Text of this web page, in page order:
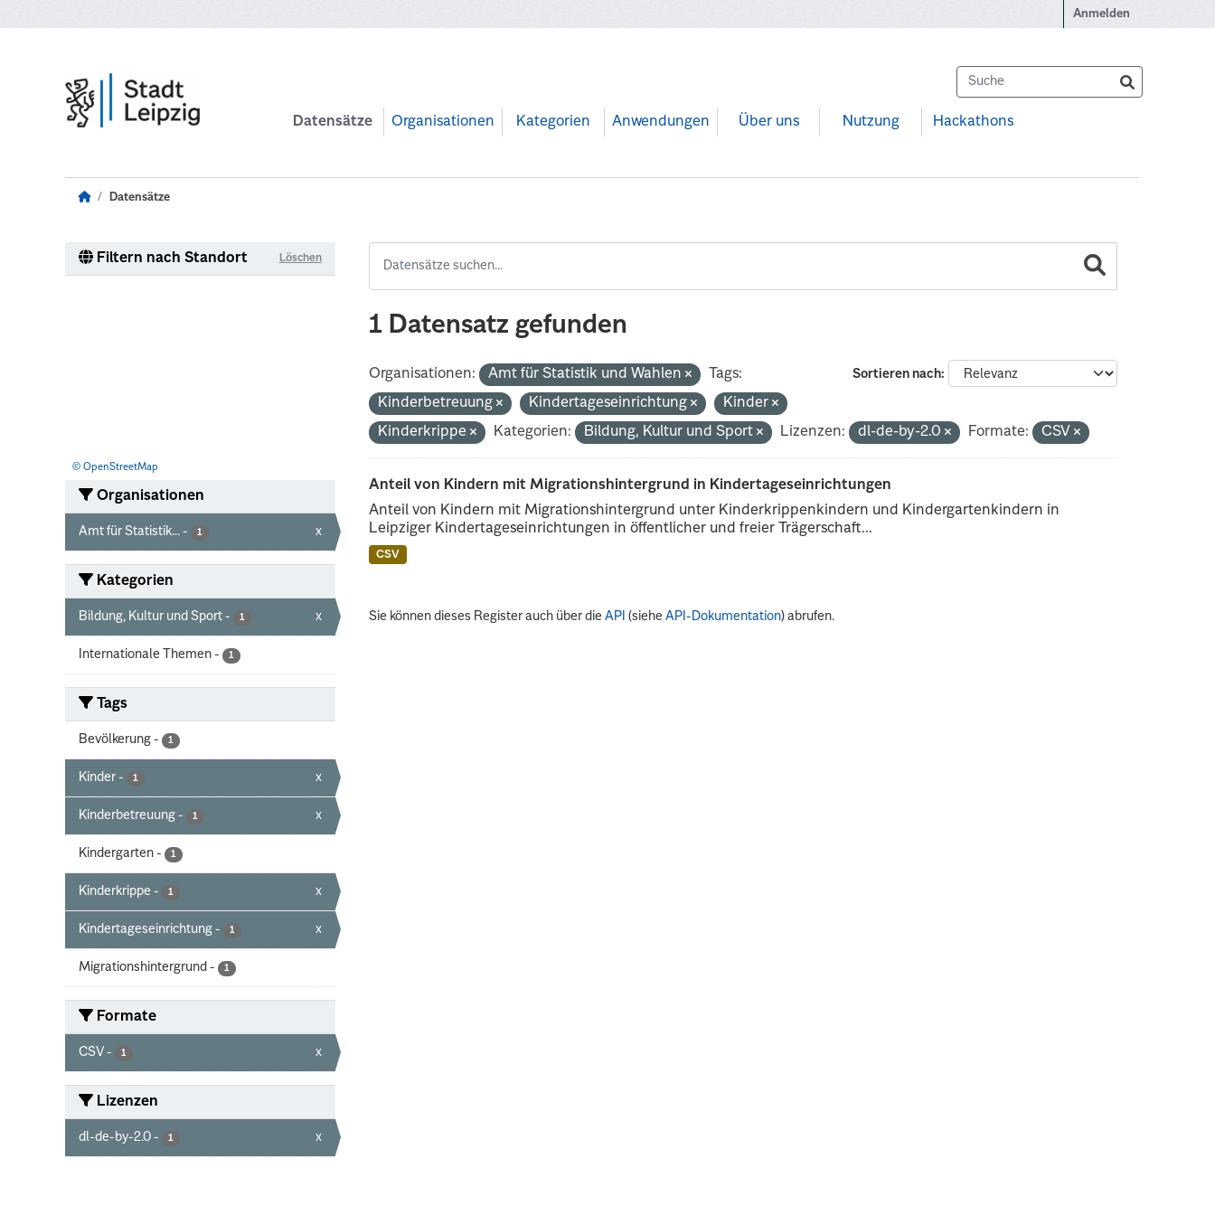
Anmelden
Datensätze Organisationen Kategorien Anwendungen Über uns Nutzung Hackathons
Datensätze
Filtern nach Standort Löschen
© OpenStreetMap
Organisationen
Amt für Statistik... - 1 x
Kategorien
Bildung, Kultur und Sport - 1 x
Internationale Themen - 1
Tags
Bevölkerung - 1
Kinder - 1 x
Kinderbetreuung - 1 x
Kindergarten - 1
Kinderkrippe - 1 x
Kindertageseinrichtung - 1 x
Migrationshintergrund - 1
Formate
CSV - 1 x
Lizenzen
dl-de-by-2.0 - 1 x
1 Datensatz gefunden
Sortieren nach
Organisationen: Amt für Statistik und Wahlen
Tags:
Kinderbetreuung
Kindertageseinrichtung
Kinder
Kinderkrippe
Kategorien: Bildung, Kultur und Sport Lizenzen: dl-de-by-2.0 Formate: CSV
Anteil von Kindern mit Migrationshintergrund in Kindertageseinrichtungen
Anteil von Kindern mit Migrationshintergrund unter Kinderkrippenkindern und Kindergartenkindern in
Leipziger Kindertageseinrichtungen in öffentlicher und freier Trägerschaft...
CSV
Sie können dieses Register auch über dieAPI (sieheAPI-Dokumentation) abrufen.